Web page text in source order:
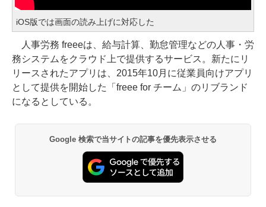
iOS版では画面の読み上げに対応した
人事労務 freeeは、給与計算、勤怠管理などの人事・労
務システムをクラウド上で提供するサービス。新たにリ
リースされたアプリは、2015年10月に従業員向けアプリ
として提供を開始した「freee for チーム」のリブランド
になるとしている。
Google 検索で当サイトの記事を優先表示させる